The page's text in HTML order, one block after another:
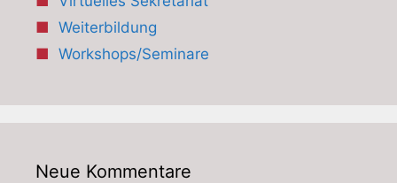
Weiterbildung
Workshops/Seminare
Neue Kommentare